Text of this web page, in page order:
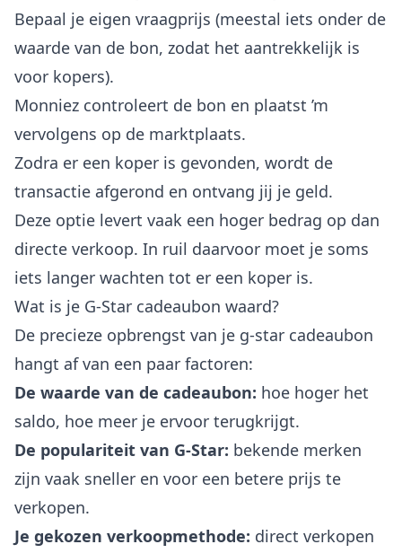
Bepaal je eigen vraagprijs (meestal iets onder de
waarde van de bon, zodat het aantrekkelijk is
voor kopers).
Monniez controleert de bon en plaatst ’m
vervolgens op de marktplaats.
Zodra er een koper is gevonden, wordt de
transactie afgerond en ontvang jij je geld.
Deze optie levert vaak een hoger bedrag op dan
directe verkoop. In ruil daarvoor moet je soms
iets langer wachten tot er een koper is.
Wat is je G-Star cadeaubon waard?
De precieze opbrengst van je g-star cadeaubon
hangt af van een paar factoren:
De waarde van de cadeaubon: hoe hoger het
saldo, hoe meer je ervoor terugkrijgt.
De populariteit van G-Star: bekende merken
zijn vaak sneller en voor een betere prijs te
verkopen.
Je gekozen verkoopmethode: direct verkopen